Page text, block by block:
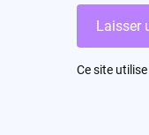
Ce site